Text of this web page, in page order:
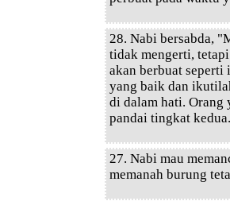
28. Nabi bersabda,
tidak mengerti,
akan berbuat seperti
yang baik dan
di dalam hati. Orang
pandai tingkat
27. Nabi mau
memanah burung